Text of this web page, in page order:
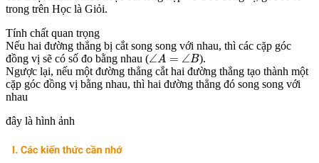
trong trên Học là Giỏi.
Tính chất quan trọng
Nếu hai đường thẳng bị cắt song song với nhau, thì các cặp góc
đồng vị sẽ có số đo bằng nhau (∠A = ∠B
∠A=∠ B
).
Ngược lại, nếu một đường thẳng cắt hai đường thẳng tạo thành một
cặp góc đồng vị bằng nhau, thì hai đường thẳng đó song song với
nhau
đây là hình ảnh